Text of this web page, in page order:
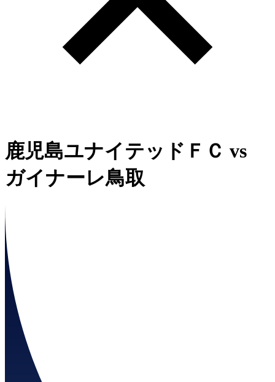
鹿児島ユナイテッドＦＣ vs
ガイナーレ鳥取